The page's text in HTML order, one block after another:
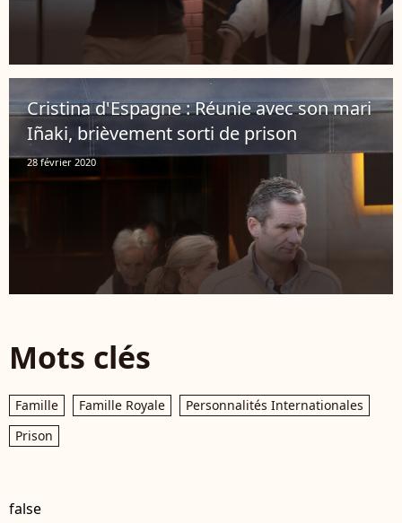
Cristina d'Espagne : Réunie avec son mari
Iñaki, brièvement sorti de prison
28 février 2020
Mots clés
Famille Famille Royale
Personnalités Internationales
Prison
false